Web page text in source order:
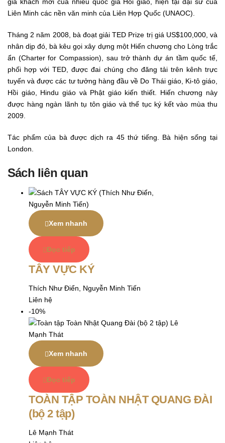
Liên Minh các nền văn minh của Liên Hợp Quốc (UNAOC).
Tháng 2 năm 2008, bà đoạt giải TED Prize trị giá US$100,000, và
nhân dịp đó, bà kêu gọi xây dựng một Hiến chương cho Lòng trắc
ẩn (Charter for Compassion), sau trở thành dự án tầm quốc tế,
phối hợp với TED, được đai chúng cho đăng tải trên kênh trực
tuyến và được các tư tưởng hàng đầu về Do Thái giáo, Ki-tô giáo,
Hồi giáo, Hindu giáo và Phật giáo kiến thiết. Hiến chương này
được hàng ngàn lãnh tụ tôn giáo và thế tục ký kết vào mùa thu
2009.
Tác phẩm của bà được dịch ra 45 thứ tiếng. Bà hiện sống tại
London.
Sách liên quan
Xem nhanh
Đọc tiếp
TÂY VỰC KÝ
Thích Như Điển, Nguyễn Minh Tiến
Liên hệ
-10%
Xem nhanh
Đọc tiếp
TOÀN TẬP TOÀN NHẬT QUANG ĐÀI
(bộ 2 tập)
Lê Mạnh Thát